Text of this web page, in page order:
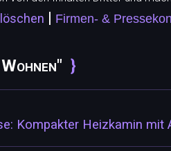
| Firmen- &
Kompakter Heizkamin mit